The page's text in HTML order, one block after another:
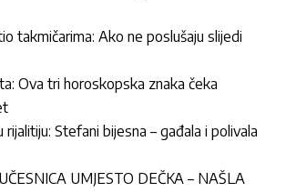
takmičarima: Ako ne poslušaju slijedi
Ova tri horoskopska znaka čeka
rijalitiju: Stefani bijesna – gađala i polivala
UMJESTO DEČKA – NAŠLA